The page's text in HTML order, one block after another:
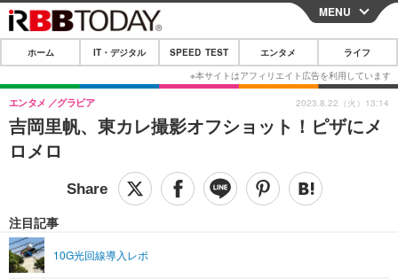
CLOSE
ホーム
IT・デジタル
IT・デジタルTOP スマートフォン
ショッピング その他
SPEED TEST
エンタメTOP 映画・ドラマ
ライフTOP
リリース一覧
MENU
ホーム IT・デジタル SPEED TEST エンタメ ライフ
吉岡里帆、東カレ撮影オフショット！ピザにメ
ロメロ
エンタメ グラビア
注目記事
10G光回線導入レポ
2023.8.22（火）13:14